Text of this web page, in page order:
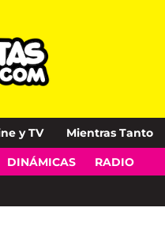
y TV Mientras Tanto
DINÁMICAS RADIO